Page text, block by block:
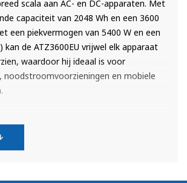
scala aan AC- en DC-apparaten. Met
capaciteit van 2048 Wh en een 3600
een piekvermogen van 5400 W en een
kan de ATZ3600EU vrijwel elk apparaat
waardoor hij ideaal is voor
noodstroomvoorzieningen en mobiele
om tot wel 14 apparaten tegelijk
biedt dit powerstation een